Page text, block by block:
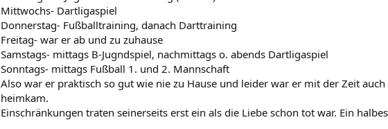
Mittwochs- Dartligaspiel
Donnerstag- Fußballtraining, danach Darttraining
Freitag- war er ab und zu zuhause
Samstags- mittags B-Jugndspiel, nachmittags o. abends Dartligaspiel
Sonntags- mittags Fußball 1. und 2. Mannschaft
Also war er praktisch so gut wie nie zu Hause und leider war er mit der Zeit
heimkam.
Einschränkungen traten seinerseits erst ein als die Liebe schon tot war. Ein